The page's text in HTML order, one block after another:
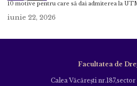
10 motive pentru care să dai admiterea la
iunie 22, 2026
Facultatea de
Calea Văcăreşti